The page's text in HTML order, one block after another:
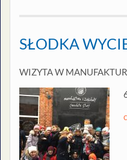
SŁODKA
WIZYTA W